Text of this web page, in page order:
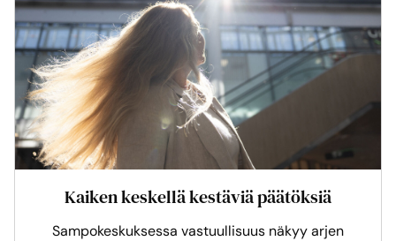
Kaiken keskellä kestäviä päätöksiä
Sampokeskuksessa vastuullisuus näkyy arjen